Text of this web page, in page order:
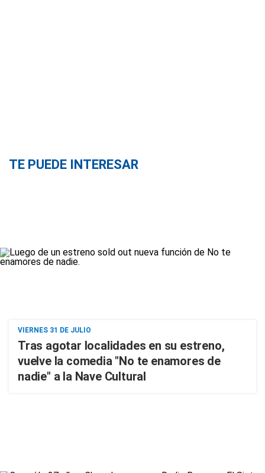
TE PUEDE INTERESAR
VIERNES 31 DE JULIO
Tras agotar localidades en su estreno,
vuelve la comedia "No te enamores de
nadie" a la Nave Cultural